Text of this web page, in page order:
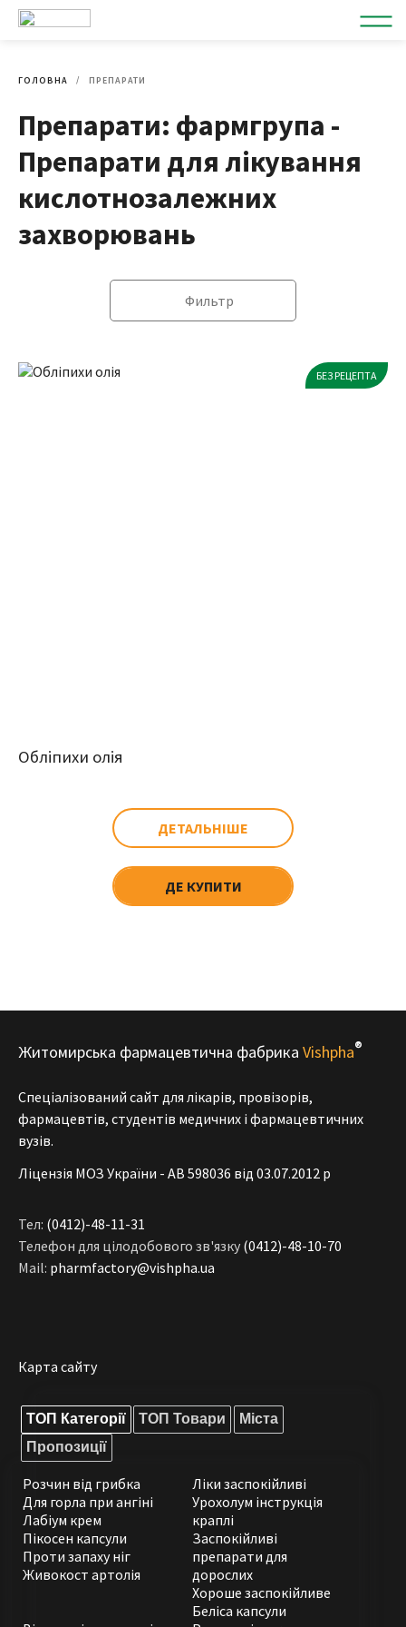
ГОЛОВНА ПРЕПАРАТИ
Препарати: фармгрупа -
Препарати для лікування
кислотнозалежних
захворювань
Фильтр
БЕЗ РЕЦЕПТА
Обліпихи олія
ДЕТАЛЬНІШЕ
ДЕ КУПИТИ
Житомирська фармацевтична фабрика Vishpha®
Спеціалізований сайт для лікарів, провізорів,
фармацевтів, студентів медичних і фармацевтичних
вузів.
Ліцензія МОЗ України - АВ 598036 від 03.07.2012 р
Тел: (0412)-48-11-31
Телефон для цілодобового зв'язку (0412)-48-10-70
Mail: pharmfactory@vishpha.ua
Карта сайту
ТОП Категорії ТОП Товари
Міста
Пропозиції
Розчин від грибка
Для горла при ангіні
Лабіум крем
Пікосен капсули
Проти запаху ніг
Живокост артолія
Ліки заспокійливі
Урохолум інструкція
краплі
Заспокійливі
препарати для
дорослих
Хороше заспокійливе
Беліса капсули